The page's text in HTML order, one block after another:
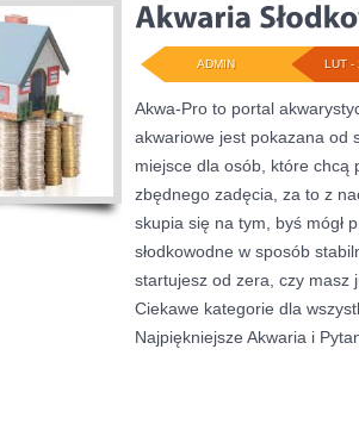
LUT -
ADMIN
Akwa-Pro to portal
akwariowe jest pokazana od
miejsce dla osób, które chcą
zbędnego zadęcia, za to z
skupia się na tym, byś mógł
słodkowodne w sposób
startujesz od zera, czy masz
Ciekawe kategorie dla
Najpiękniejsze Akwaria i